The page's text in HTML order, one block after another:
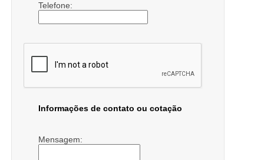
Telefone:
Informações de contato ou cotação
Mensagem: